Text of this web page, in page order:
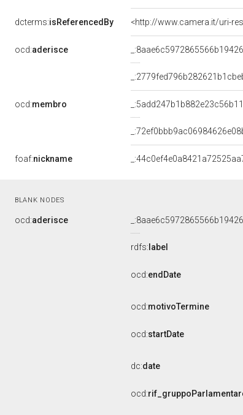
dcterms:isReferencedBy <http://www.camera.it/uri-
ocd:aderisce
ocd:membro
foaf:nickname
BLANK NODES
ocd:aderisce
rdfs: label
ocd:endDate
ocd:motivoTermine
ocd:startDate
dc:date
ocd: